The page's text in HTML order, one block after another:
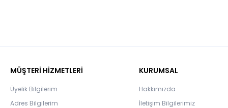
MÜŞTERİ HİZMETLERİ
Üyelik Bilgilerim
Adres Bilgilerim
KURUMSAL
Hakkımızda
İletişim Bilgilerimiz